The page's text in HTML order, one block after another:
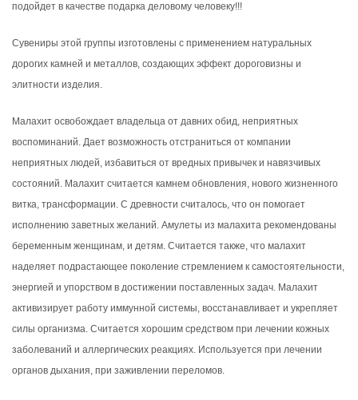
подойдет в качестве подарка деловому человеку!!!
Сувениры этой группы изготовлены с применением натуральных
дорогих камней и металлов, создающих эффект дороговизны и
элитности изделия.
Малахит освобождает владельца от давних обид, неприятных
воспоминаний. Дает возможность отстраниться от компании
неприятных людей, избавиться от вредных привычек и навязчивых
состояний. Малахит считается камнем обновления, нового жизненного
витка, трансформации. С древности считалось, что он помогает
исполнению заветных желаний. Амулеты из малахита рекомендованы
беременным женщинам, и детям. Считается также, что малахит
наделяет подрастающее поколение стремлением к самостоятельности,
энергией и упорством в достижении поставленных задач. Малахит
активизирует работу иммунной системы, восстанавливает и укрепляет
силы организма. Считается хорошим средством при лечении кожных
заболеваний и аллергических реакциях. Используется при лечении
органов дыхания, при заживлении переломов.